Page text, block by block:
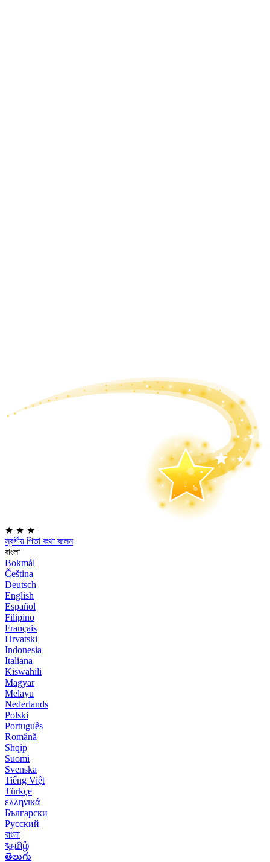
★ ★ ★
স্বর্গীয় পিতা কথা বলেন
বাংলা
Bokmål
Čeština
Deutsch
English
Español
Filipino
Français
Hrvatski
Indonesia
Italiana
Kiswahili
Magyar
Melayu
Nederlands
Polski
Português
Română
Shqip
Suomi
Svenska
Tiếng Việt
Türkçe
ελληνικά
Български
Русский
বাংলা
বதமிழ்
తెలుగు